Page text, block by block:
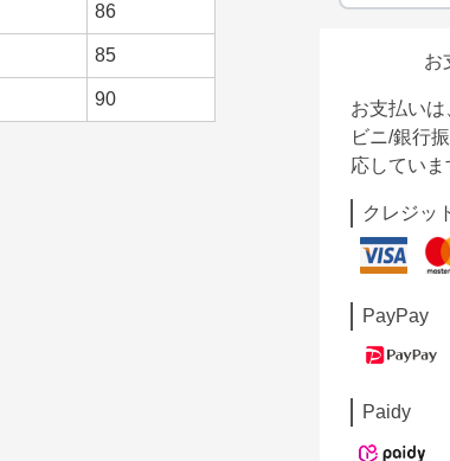
86
85
90
お
お支払い
ビニ/銀行
応していま
クレジッ
PayPay
Paidy